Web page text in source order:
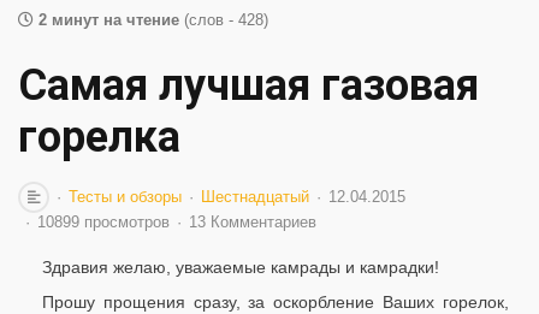
2 минут на чтение (слов - 428)
Самая лучшая газовая
горелка
Тесты и обзоры Шестнадцатый
12.04.2015
10899 просмотров
13 Комментариев
Здравия желаю, уважаемые камрады и камрадки!
Прошу прощения сразу, за оскорбление Ваших горелок,